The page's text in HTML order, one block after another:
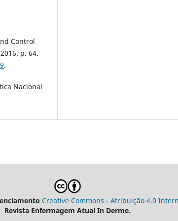
Control
p. 64.
.
Nacional
Creative Commons - Atribuição 4.0
Revista Enfermagem Atual In Derme.